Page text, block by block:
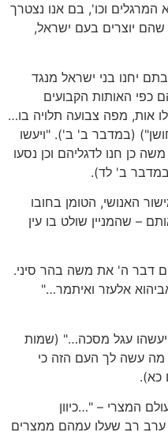
המרגלים וכו', בם אנו נצטרך
יוצרים בעם ישראל,
יחנו בני ישראל מנגד
כפי האותות הקבועים
אות, מפה צבועה תלויה בו…
(במדבר ב' ב'). "ויעשו
כן חנו לדגליהם וכן נסעו
ב' לד).
האנושי, הטומן בחובו
– שהמניין שולט בו עין
דבר ה' את משה בהר סיני.
אלעזר ואיתמר…"
עגל מסכה…" (שמות
מה עשה לך העם הזה כי
כא).
המצרי – "…כיוון
ערב רב שעלו עמהם ממצרים